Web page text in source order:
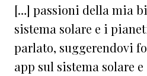
[…] passioni della mia
sistema solare e i
parlato, suggerendovi
app sul sistema solare